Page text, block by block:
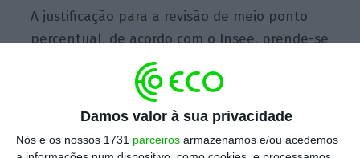
Damos valor à sua privacidade
Nós e os nossos 1731 parceiros armazenamos e/ou acedemos
A justificação para a revisão de meio ponto
percentual, de acordo com o Insee, prende-se
alteração de certas estimativas e
extrapolações feitas no mês de março muito
afetadas pelas medidas de confinamento.
gabinete de estatísticas também atribui esta
alteração ao facto de as revisões dos